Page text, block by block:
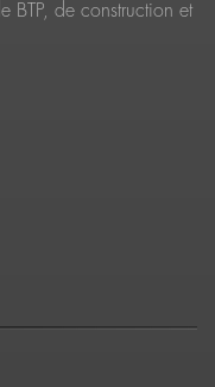
BTP, de construction et